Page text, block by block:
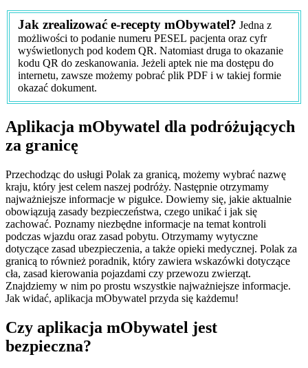
Jak zrealizować e-recepty mObywatel? Jedna z
możliwości to podanie numeru PESEL pacjenta oraz cyfr
wyświetlonych pod kodem QR. Natomiast druga to okazanie
kodu QR do zeskanowania. Jeżeli aptek nie ma dostępu do
internetu, zawsze możemy pobrać plik PDF i w takiej formie
okazać dokument.
Aplikacja mObywatel dla podróżujących
za granicę
Przechodząc do usługi Polak za granicą, możemy wybrać nazwę
kraju, który jest celem naszej podróży. Następnie otrzymamy
najważniejsze informacje w pigułce. Dowiemy się, jakie aktualnie
obowiązują zasady bezpieczeństwa, czego unikać i jak się
zachować. Poznamy niezbędne informacje na temat kontroli
podczas wjazdu oraz zasad pobytu. Otrzymamy wytyczne
dotyczące zasad ubezpieczenia, a także opieki medycznej. Polak za
granicą to również poradnik, który zawiera wskazówki dotyczące
cła, zasad kierowania pojazdami czy przewozu zwierząt.
Znajdziemy w nim po prostu wszystkie najważniejsze informacje.
Jak widać, aplikacja mObywatel przyda się każdemu!
Czy aplikacja mObywatel jest
bezpieczna?